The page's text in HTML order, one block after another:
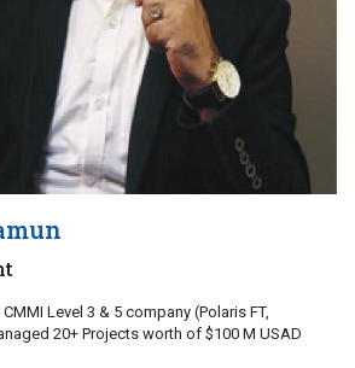
Level 3 & 5 company (Polaris FT,
20+ Projects worth of $100 M USAD